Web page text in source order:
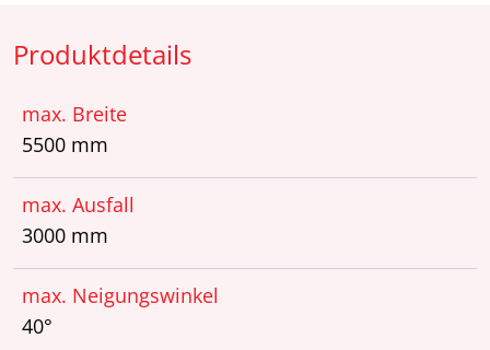
Produktdetails
max. Breite
5500 mm
max. Ausfall
3000 mm
max. Neigungswinkel
40°